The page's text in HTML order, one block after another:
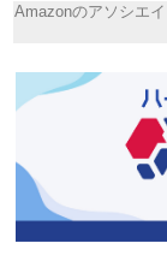
Amazonのアソシエ